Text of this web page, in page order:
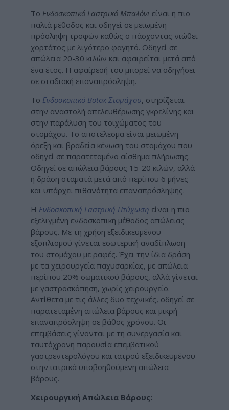
Το Ενδοσκοπικό Γαστρικό Μπαλόνι είναι η πιο
παλιά μέθοδος και οδηγεί σε μειωμένη
πρόσληψη τροφών καθώς ο πάσχοντας νιώθει
χορτάτος με λιγότερο φαγητό. Οδηγεί σε
απώλεια 20-30 κιλών και αφαιρείται μετά από
ένα έτος. Η αφαίρεσή του μπορεί να οδηγήσει
σε σταδιακή επαναπρόσληψη.
Το Ενδοσκοπικό Botox Στομάχου, στηρίζεται
στην αναστολή απελευθέρωσης γκρελίνης και
στην παράλυση του τοιχώματος του
στομάχου. Το αποτέλεσμα είναι μειωμένη
όρεξη και βραδεία κένωση του στομάχου που
οδηγεί σε παρατεταμένο αίσθημα πλήρωσης.
Οδηγεί σε απώλεια βάρους 15-20 κιλών, αλλά
η δράση σταματά μετά από περίπου 6 μήνες
και υπάρχει πιθανότητα επαναπρόσληψης.
Η Ενδοσκοπική Γαστρική Πτύχωση είναι η πιο
εξελιγμένη ενδοσκοπική μέθοδος απώλειας
βάρους. Με τη χρήση εξειδικευμένου
εξοπλισμού γίνεται εσωτερική αναδίπλωση
του στομάχου με ραφές. Έχει την ίδια δράση
με τα χειρουργεία παχυσαρκίας, με απώλεια
περίπου 20% σωματικού βάρους, αλλά γίνεται
με γαστροσκόπηση, χωρίς χειρουργείο.
Αντίθετα με τις άλλες δυο τεχνικές, οδηγεί σε
παρατεταμένη απώλεια βάρους και μικρή
επαναπρόσληψη σε βάθος χρόνου. Οι
επεμβάσεις γίνονται με τη συνεργασία και
ταυτόχρονη παρουσία επεμβατικού
γαστρεντερολόγου και ιατρού εξειδικευμένου
στην ιατρικά υποβοηθούμενη απώλεια
βάρους.
Χειρουργική Απώλεια Βάρους: